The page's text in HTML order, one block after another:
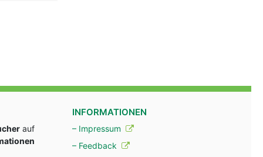
auf
INFORMATIONEN
– Impressum
– Feedback